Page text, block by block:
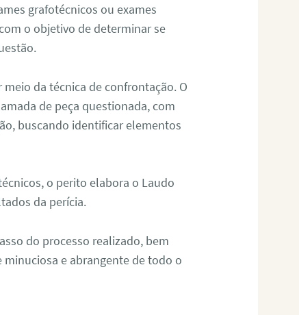
grafotécnicos ou exames
o objetivo de determinar se
da técnica de confrontação. O
de peça questionada, com
buscando identificar elementos
o perito elabora o Laudo
da perícia.
do processo realizado, bem
e abrangente de todo o